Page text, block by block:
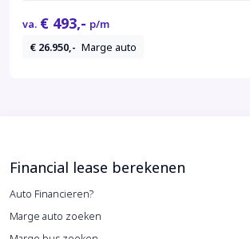
va. € 493,- p/m
€ 26.950,- Marge auto
Financial lease berekenen
Auto Financieren?
Marge auto zoeken